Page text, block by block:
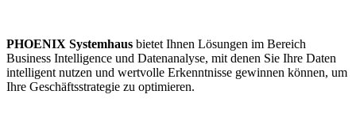
PHOENIX Systemhaus bietet Ihnen Lösungen im Bereich
Business Intelligence und Datenanalyse, mit denen Sie Ihre Daten
intelligent nutzen und wertvolle Erkenntnisse gewinnen können, um
Ihre Geschäftsstrategie zu optimieren.